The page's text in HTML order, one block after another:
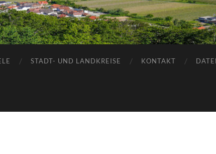
STADT- UND LANDKREISE KONTAKT